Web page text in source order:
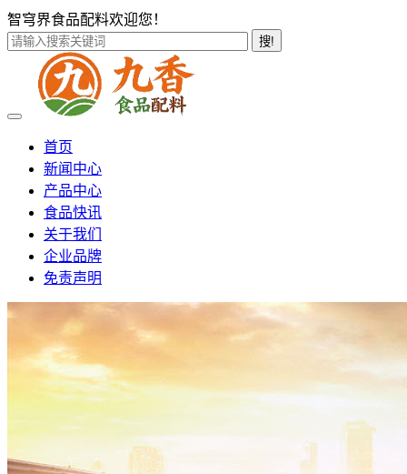
智穹界食品配料欢迎您！
搜!
首页
新闻中心
产品中心
食品快讯
关于我们
企业品牌
免责声明